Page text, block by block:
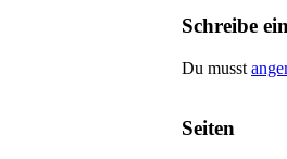
Schreibe
Du musst
Seiten